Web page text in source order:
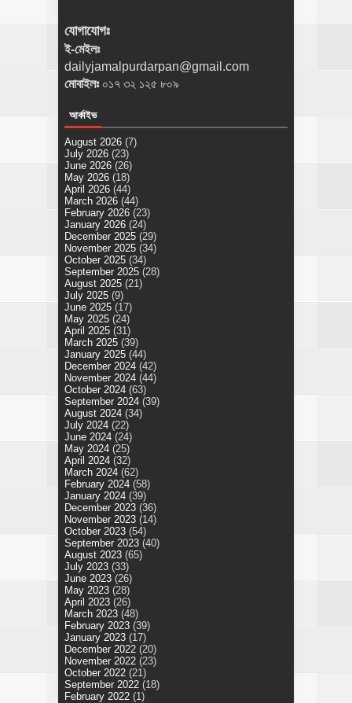
যোগাযোগঃ
ই-মেইলঃ
dailyjamalpurdarpan@gmail.com
মোবাইলঃ ০১৭ ৩২ ১২৫ ৮০৯
আর্কাইভ
August 2026 (7)
July 2026 (23)
June 2026 (26)
May 2026 (18)
April 2026 (44)
March 2026 (44)
February 2026 (23)
January 2026 (24)
December 2025 (29)
November 2025 (34)
October 2025 (34)
September 2025 (28)
August 2025 (21)
July 2025 (9)
June 2025 (17)
May 2025 (24)
April 2025 (31)
March 2025 (39)
January 2025 (44)
December 2024 (42)
November 2024 (44)
October 2024 (63)
September 2024 (39)
August 2024 (34)
July 2024 (22)
June 2024 (24)
May 2024 (25)
April 2024 (32)
March 2024 (62)
February 2024 (58)
January 2024 (39)
December 2023 (36)
November 2023 (14)
October 2023 (54)
September 2023 (40)
August 2023 (65)
July 2023 (33)
June 2023 (26)
May 2023 (28)
April 2023 (26)
March 2023 (48)
February 2023 (39)
January 2023 (17)
December 2022 (20)
November 2022 (23)
October 2022 (21)
September 2022 (18)
February 2022 (1)